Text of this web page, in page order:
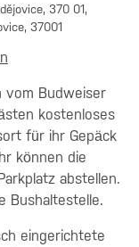
370 01,
37001
vom Budweiser
kostenloses
für ihr Gepäck
können die
abstellen.
Bushaltestelle.
eingerichtete